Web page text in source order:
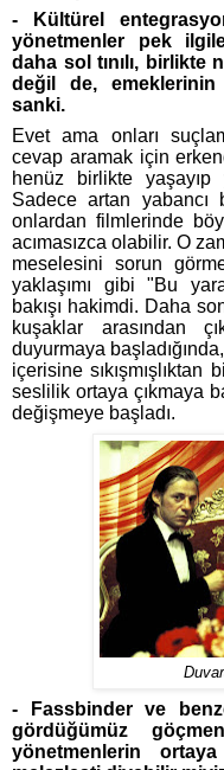
- Kültürel
yönetmenler pek
daha sol tınılı, birlikte
değil de,
sanki.
Evet ama onları
cevap aramak için
henüz birlikte yaşayıp
Sadece artan
onlardan filmlerinde
acımasızca olabilir. O
meselesini sorun
yaklaşımı gibi "Bu
bakışı hakimdi. Daha
kuşaklar arasından
duyurmaya
içerisine
seslilik ortaya çıkmaya
değişmeye başladı.
- Fassbinder ve
gördüğümüz
yönetmenlerin